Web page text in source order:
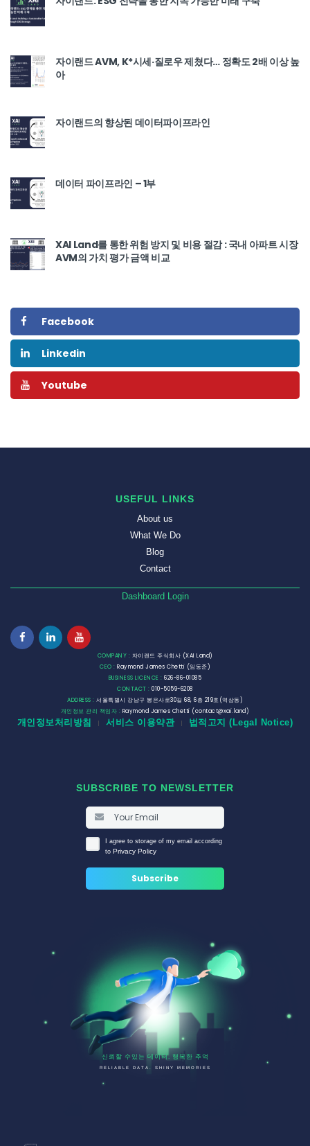
자이랜드 AVM, K*시세·질로우 제쳤다… 정확도 2배 이상 높
아
자이랜드의 향상된 데이터파이프라인
데이터 파이프라인 – 1부
XAI Land를 통한 위험 방지 및 비용 절감 : 국내 아파트 시장
AVM의 가치 평가 금액 비교
Facebook
Linkedin
Youtube
USEFUL LINKS
About us
What We Do
Blog
Contact
Dashboard Login
COMPANY : 자이랜드 주식회사 (XAI Land)
CEO : Raymond James Chetti (임동준)
BUSINESS LICENCE : 626-86-01085
CONTACT : 010-5059-6208
ADDRESS : 서울특별시 강남구 봉은사로30길 68, 6층 219호(역삼동)
개인정보 관리 책임자 : Raymond James Chetti (contact@xai.land)
개인정보처리방침 서비스 이용약관 법적고지 (Legal Notice)
SUBSCRIBE TO NEWSLETTER
I agree to storage of my email according
to Privacy Policy
신뢰할 수있는 데이터. 행복한 추억
RELIABLE DATA. SHINY MEMORIES